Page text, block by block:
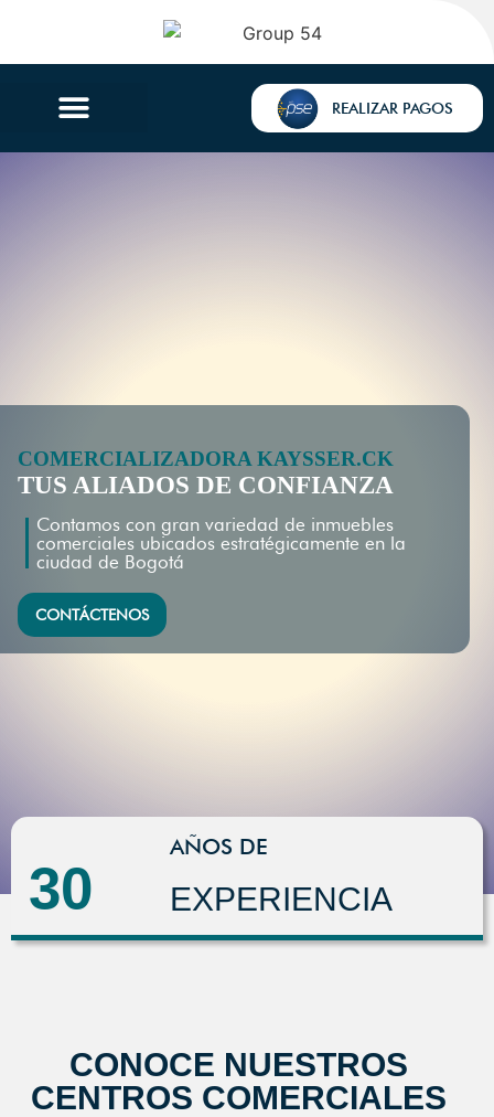
REALIZAR PAGOS
COMERCIALIZADORA KAYSSER.CK
TUS ALIADOS DE CONFIANZA
Contamos con gran variedad de inmuebles
comerciales ubicados estratégicamente en la
ciudad de Bogotá
CONTÁCTENOS
30
AÑOS DE
EXPERIENCIA
CONOCE NUESTROS
CENTROS COMERCIALES